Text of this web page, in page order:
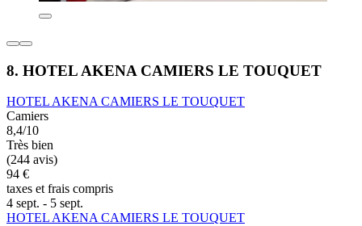
8. HOTEL AKENA CAMIERS LE TOUQUET
HOTEL AKENA CAMIERS LE TOUQUET
Camiers
8,4/10
Très bien
(244 avis)
94 €
taxes et frais compris
4 sept. - 5 sept.
HOTEL AKENA CAMIERS LE TOUQUET